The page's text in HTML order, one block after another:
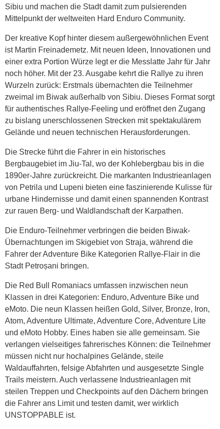
Sibiu und machen die Stadt damit zum pulsierenden
Mittelpunkt der weltweiten Hard Enduro Community.
Der kreative Kopf hinter diesem außergewöhnlichen Event
ist Martin Freinademetz. Mit neuen Ideen, Innovationen und
einer extra Portion Würze legt er die Messlatte Jahr für Jahr
noch höher. Mit der 23. Ausgabe kehrt die Rallye zu ihren
Wurzeln zurück: Erstmals übernachten die Teilnehmer
zweimal im Biwak außerhalb von Sibiu. Dieses Format sorgt
für authentisches Rallye-Feeling und eröffnet den Zugang
zu bislang unerschlossenen Strecken mit spektakulärem
Gelände und neuen technischen Herausforderungen.
Die Strecke führt die Fahrer in ein historisches
Bergbaugebiet im Jiu-Tal, wo der Kohlebergbau bis in die
1890er-Jahre zurückreicht. Die markanten Industrieanlagen
von Petrila und Lupeni bieten eine faszinierende Kulisse für
urbane Hindernisse und damit einen spannenden Kontrast
zur rauen Berg- und Waldlandschaft der Karpathen.
Die Enduro-Teilnehmer verbringen die beiden Biwak-
Übernachtungen im Skigebiet von Straja, während die
Fahrer der Adventure Bike Kategorien Rallye-Flair in die
Stadt Petroșani bringen.
Die Red Bull Romaniacs umfassen inzwischen neun
Klassen in drei Kategorien: Enduro, Adventure Bike und
eMoto. Die neun Klassen heißen Gold, Silver, Bronze, Iron,
Atom, Adventure Ultimate, Adventure Core, Adventure Lite
und eMoto Hobby. Eines haben sie alle gemeinsam. Sie
verlangen vielseitiges fahrerisches Können: die Teilnehmer
müssen nicht nur hochalpines Gelände, steile
Waldauffahrten, felsige Abfahrten und ausgesetzte Single
Trails meistern. Auch verlassene Industrieanlagen mit
steilen Treppen und Checkpoints auf den Dächern bringen
die Fahrer ans Limit und testen damit, wer wirklich
UNSTOPPABLE ist.